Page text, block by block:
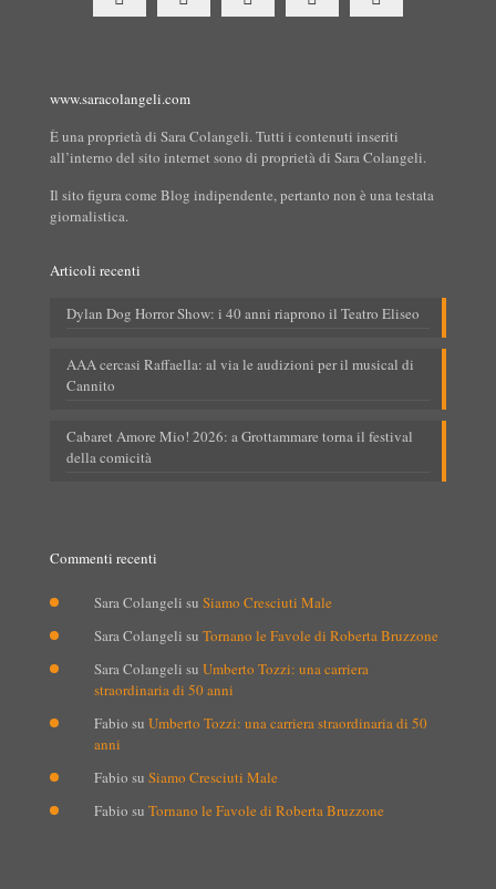
www.saracolangeli.com
È una proprietà di Sara Colangeli. Tutti i contenuti inseriti
all’interno del sito internet sono di proprietà di Sara Colangeli.
Il sito figura come Blog indipendente, pertanto non è una testata
giornalistica.
Articoli recenti
Dylan Dog Horror Show: i 40 anni riaprono il Teatro Eliseo
AAA cercasi Raffaella: al via le audizioni per il musical di
Cannito
Cabaret Amore Mio! 2026: a Grottammare torna il festival
della comicità
Commenti recenti
Sara Colangeli su Siamo Cresciuti Male
Sara Colangeli su Tornano le Favole di Roberta Bruzzone
Sara Colangeli su Umberto Tozzi: una carriera
straordinaria di 50 anni
Fabio su Umberto Tozzi: una carriera straordinaria di 50
anni
Fabio su Siamo Cresciuti Male
Fabio su Tornano le Favole di Roberta Bruzzone